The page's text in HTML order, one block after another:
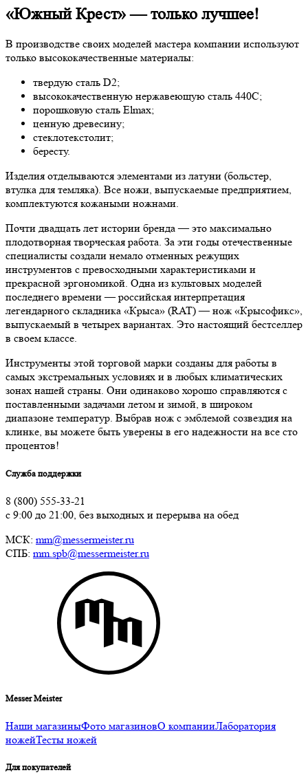
«Южный Крест» — только лучшее!
В производстве своих моделей мастера компании используют
только высококачественные материалы:
твердую сталь D2;
высококачественную нержавеющую сталь 440С;
порошковую сталь Elmax;
ценную древесину;
стеклотекстолит;
бересту.
Изделия отделываются элементами из латуни (больстер,
втулка для темляка). Все ножи, выпускаемые предприятием,
комплектуются кожаными ножнами.
Почти двадцать лет истории бренда — это максимально
плодотворная творческая работа. За эти годы отечественные
специалисты создали немало отменных режущих
инструментов с превосходными характеристиками и
прекрасной эргономикой. Одна из культовых моделей
последнего времени — российская интерпретация
легендарного складника «Крыса» (RAT) — нож «Крысофикс»,
выпускаемый в четырех вариантах. Это настоящий бестселлер
в своем классе.
Инструменты этой торговой марки созданы для работы в
самых экстремальных условиях и в любых климатических
зонах нашей страны. Они одинаково хорошо справляются с
поставленными задачами летом и зимой, в широком
диапазоне температур. Выбрав нож с эмблемой созвездия на
клинке, вы можете быть уверены в его надежности на все сто
процентов!
Служба поддержки
8 (800) 555-33-21
с 9:00 до 21:00, без выходных и перерыва на обед
МСК: mm@messermeister.ru
СПБ: mm.spb@messermeister.ru
Messer Meister
Наши магазиныФото магазиновО компанииЛаборатория
ножейТесты ножей
Для покупателей